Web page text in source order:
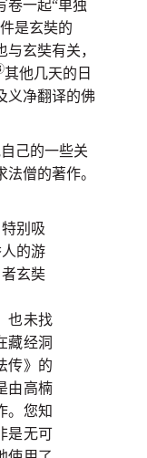
卷一起“单独
是玄奘的
与玄奘有关，
其他几天的日
义净翻译的佛
己的一些关
僧的著作。
别吸
的游
玄奘
也未找
藏经洞
传》的
由高楠
。您知
是无可